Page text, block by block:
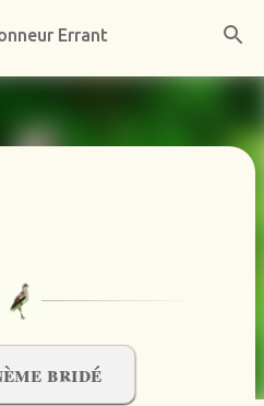
principal
Errant
bridé